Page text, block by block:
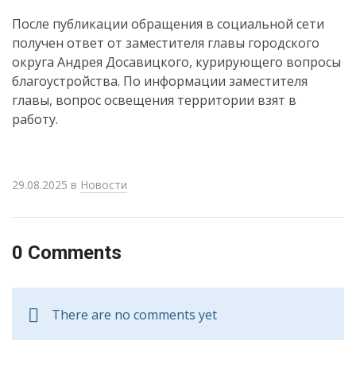
После публикации обращения в социальной сети
получен ответ от заместителя главы городского
округа Андрея Досавицкого, курирующего вопросы
благоустройства. По информации заместителя
главы, вопрос освещения территории взят в
работу.
29.08.2025 в Новости
0 Comments
There are no comments yet